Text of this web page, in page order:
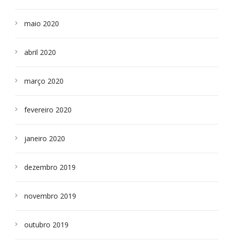
maio 2020
abril 2020
março 2020
fevereiro 2020
janeiro 2020
dezembro 2019
novembro 2019
outubro 2019